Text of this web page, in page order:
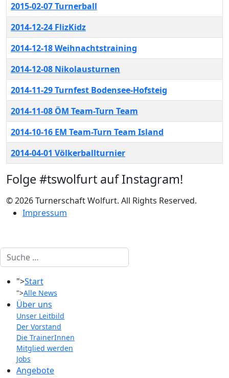
2015-02-07 Turnerball
2014-12-24 FlizKidz
2014-12-18 Weihnachtstraining
2014-12-08 Nikolausturnen
2014-11-29 Turnfest Bodensee-Hofsteig
2014-11-08 ÖM Team-Turn Team
2014-10-16 EM Team-Turn Team Island
2014-04-01 Völkerballturnier
Folge #tswolfurt auf Instagram!
© 2026 Turnerschaft Wolfurt. All Rights Reserved.
Impressum
Suchen
">Start
">Alle News
Über uns
Unser Leitbild
Der Vorstand
Die TrainerInnen
Mitglied werden
Jobs
Angebote